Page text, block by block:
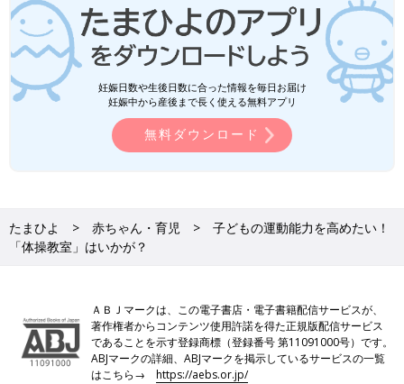
妊娠日数や生後日数に合った情報を毎日お届け
妊娠中から産後まで長く使える無料アプリ
無料ダウンロード
たまひよ 赤ちゃん・育児
子どもの運動能力を高めたい！
「体操教室」はいかが？
ＡＢＪマークは、この電子書店・電子書籍配信サービスが、
著作権者からコンテンツ使用許諾を得た正規版配信サービス
であることを示す登録商標（登録番号 第11091000号）です。
ABJマークの詳細、ABJマークを掲示しているサービスの一覧
はこちら→https://aebs.or.jp/